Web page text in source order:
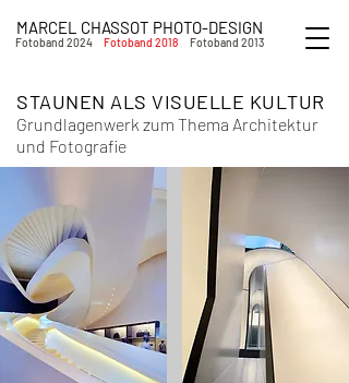
MARCEL CHASSOT PHOTO-DESIGN
STAUNEN ALS VISUELLE KULTUR
Grundlagenwerk zum Thema Architektur
und Fotografie
Fotoband 2024 Fotoband 2018 Fotoband 2013